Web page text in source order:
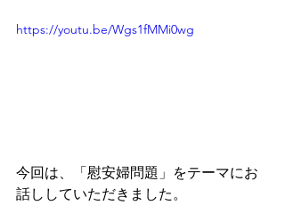
https://youtu.be/Wgs1fMMi0wg
今回は、「慰安婦問題」をテーマにお
話ししていただきました。